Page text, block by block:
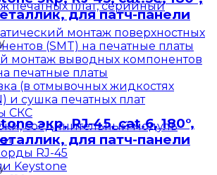
печатных плат, серийный
монтаж поверхностных
(SMT) на печатные платы
монтаж выводных компонентов
печатные платы
(в отмывочных жидкостях
и сушка печатных плат
СКС
соединительный модуль
RJ-45
Keystone
для патч-панели
экр, RJ-45, cat.6, 180°,
для патч-панели